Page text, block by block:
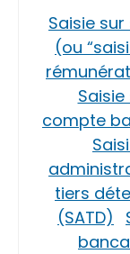
Saisie
(ou
Saisie
compte
tiers
(SATD)